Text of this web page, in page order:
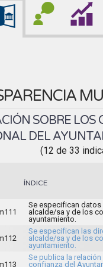
SOBRE LOS
DEL
(12 de 33
ÍNDICE
Se especifican
alcalde/sa y de los
ayuntamiento.
Se especifican las
alcalde/sa y de los
ayuntamiento.
Se publica la
confianza del